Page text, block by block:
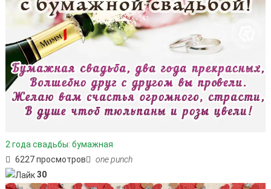
2 года свадьбы: бумажная
6227 просмотров
one punch
30